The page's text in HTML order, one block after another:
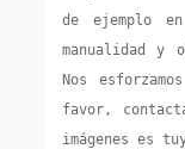
de ejemplo
manualidad y
Nos
favor,
imágenes es